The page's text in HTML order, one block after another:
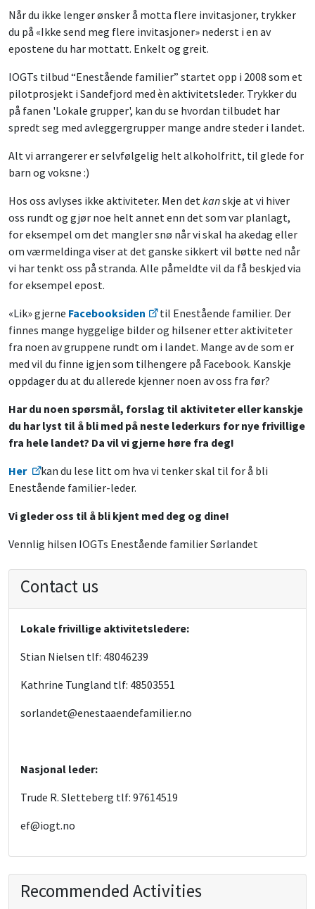
Når du ikke lenger ønsker å motta flere invitasjoner, trykker
du på «Ikke send meg flere invitasjoner» nederst i en av
epostene du har mottatt. Enkelt og greit.
IOGTs tilbud “Enestående familier” startet opp i 2008 som et
pilotprosjekt i Sandefjord med èn aktivitetsleder. Trykker du
på fanen 'Lokale grupper', kan du se hvordan tilbudet har
spredt seg med avleggergrupper mange andre steder i landet.
Alt vi arrangerer er selvfølgelig helt alkoholfritt, til glede for
barn og voksne :)
Hos oss avlyses ikke aktiviteter. Men detkanskje at vi hiver
oss rundt og gjør noe helt annet enn det som var planlagt,
for eksempel om det mangler snø når vi skal ha akedag eller
om værmeldinga viser at det ganske sikkert vil bøtte ned når
vi har tenkt oss på stranda. Alle påmeldte vil da få beskjed via
for eksempel epost.
«Lik» gjerne Facebooksiden
til Enestående familier. Der
finnes mange hyggelige bilder og hilsener etter aktiviteter
fra noen av gruppene rundt om i landet. Mange av de som er
med vil du finne igjen som tilhengere på Facebook. Kanskje
oppdager du at du allerede kjenner noen av oss fra før?
Har du noen spørsmål, forslag til aktiviteter eller kanskje
du har lyst til å bli med på neste lederkurs for nye frivillige
fra hele landet? Da vil vi gjerne høre fra deg!
Her
kan du lese litt om hva vi tenker skal til for å bli
Enestående familier-leder.
Vi gleder oss til å bli kjent med deg og dine!
Vennlig hilsen IOGTs Enestående familier Sørlandet
Contact us
Lokale frivillige aktivitetsledere:
Stian Nielsen tlf: 48046239
Kathrine Tungland tlf: 48503551
sorlandet@enestaaendefamilier.no
Nasjonal leder:
Trude R. Sletteberg tlf: 97614519
ef@iogt.no
Recommended Activities